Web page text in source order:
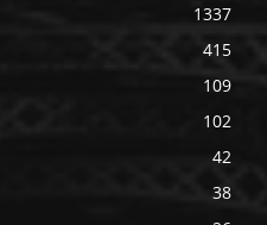
1337
415
109
102
42
38